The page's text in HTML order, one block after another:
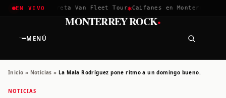
EN VIVO
2026✱Greta Van Fleet Tour✱Caifanes en Monterrey · 12
MENÚ
MONTERREY ROCK·
Inicio » Noticias » La Mala Rodríguez pone ritmo a un domingo bueno.
NOTICIAS